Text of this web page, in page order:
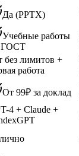
Да (PPTX)
Учебные работы
ГОСТ
без лимитов +
работа
От 99₽ за доклад
4 + Claude +